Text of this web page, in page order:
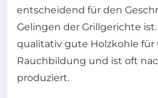
entscheidend für den
Gelingen der Grillgerichte
qualitativ gute Holzkohle für
Rauchbildung und ist oft
produziert.